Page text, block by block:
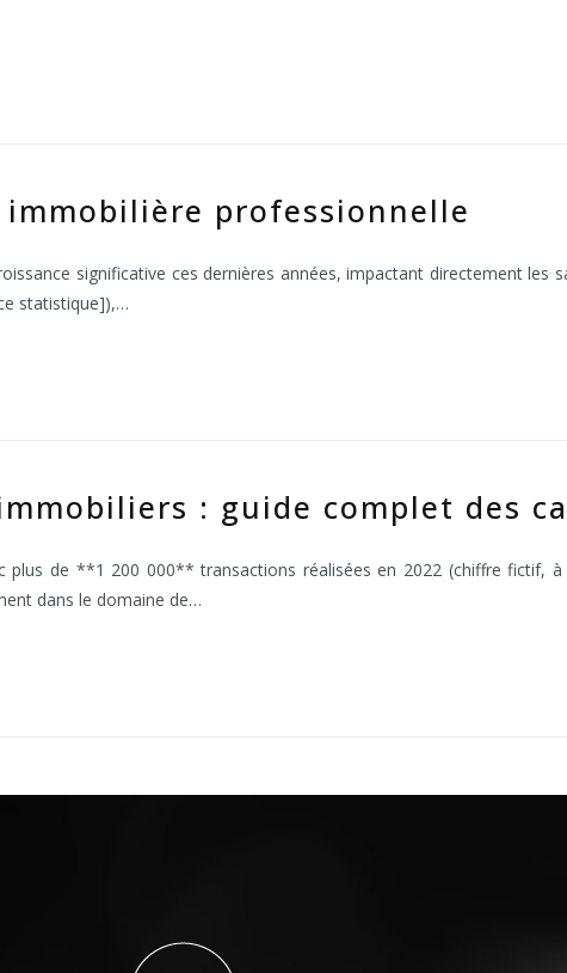
professionnelle
significative ces dernières années, impactant directement les
statistique]),…
: guide complet des
de **1 200 000** transactions réalisées en 2022 (chiffre fictif,
dans le domaine de…